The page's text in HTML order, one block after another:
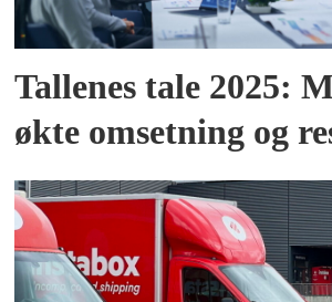
Tallenes tale 2025:
økte omsetning og